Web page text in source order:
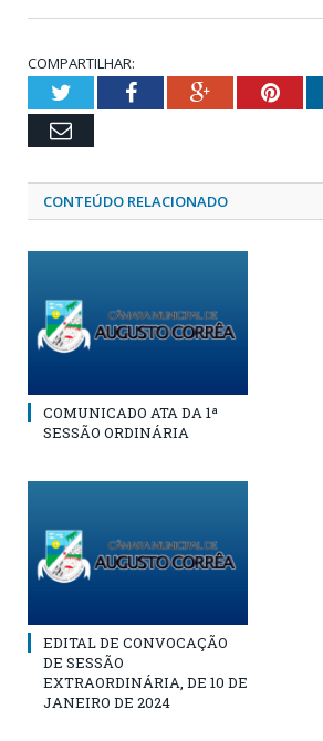
COMPARTILHAR:
TwitterFacebookGoogle+
Email
CONTEÚDO RELACIONADO
COMUNICADO ATA DA 1ª
SESSÃO ORDINÁRIA
EDITAL DE CONVOCAÇÃO
DE SESSÃO
EXTRAORDINÁRIA, DE 10 DE
JANEIRO DE 2024